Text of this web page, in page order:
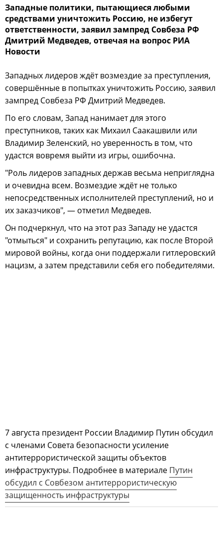
Западные политики, пытающиеся любыми
средствами уничтожить Россию, не избегут
ответственности, заявил зампред Совбеза РФ
Дмитрий Медведев, отвечая на вопрос РИА
Новости
Западных лидеров ждёт возмездие за преступления,
совершённые в попытках уничтожить Россию, заявил
зампред Совбеза РФ Дмитрий Медведев.
По его словам, Запад нанимает для этого
преступников, таких как Михаил Саакашвили или
Владимир Зеленский, но уверенность в том, что
удастся вовремя выйти из игры, ошибочна.
"Роль лидеров западных держав весьма неприглядна
и очевидна всем. Возмездие ждёт не только
непосредственных исполнителей преступлений, но и
их заказчиков", — отметил Медведев.
Он подчеркнул, что на этот раз Западу не удастся
"отмыться" и сохранить репутацию, как после Второй
мировой войны, когда они поддержали гитлеровский
нацизм, а затем представили себя его победителями.
7 августа президент России Владимир Путин обсудил
с членами Совета безопасности усиление
антитеррористической защиты объектов
инфраструктуры. Подробнее в материале Путин
обсудил с Совбезом антитеррористическую
защищенность инфраструктуры